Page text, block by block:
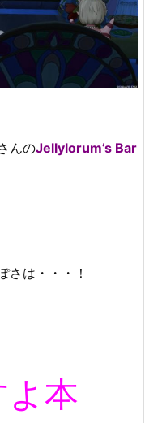
んのJellylorum’s Bar
は・・・！
本